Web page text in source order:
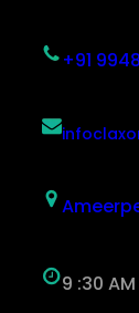
+91
9 :30